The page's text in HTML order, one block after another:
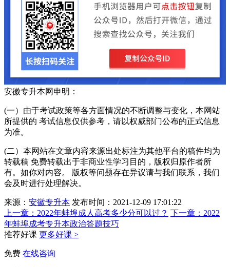
安徽专升本网申明：
(一）由于考试政策等各方面情况的不断调整与变化，本网站
所提供的 考试信息仅供参考，请以权威部门公布的正式信息
为准。
(二）本网站在文章内容来源出处标注为其他平台的稿件均为
转载稿 免费转载出于非商业性学习目的，版权归原作者所
有。如你对内容。 版权等问题存在异议请与我们联系，我们
会及时进行处理解决。
来源： 安徽专升本 发布时间：2021-12-09 17:01:22
上一章： 2022年蚌埠成人高考多少分可以过？ 下一章： 2022
年蚌埠成考专升本政治答题技巧
推荐好课 更多好课 >
免费 在线咨询